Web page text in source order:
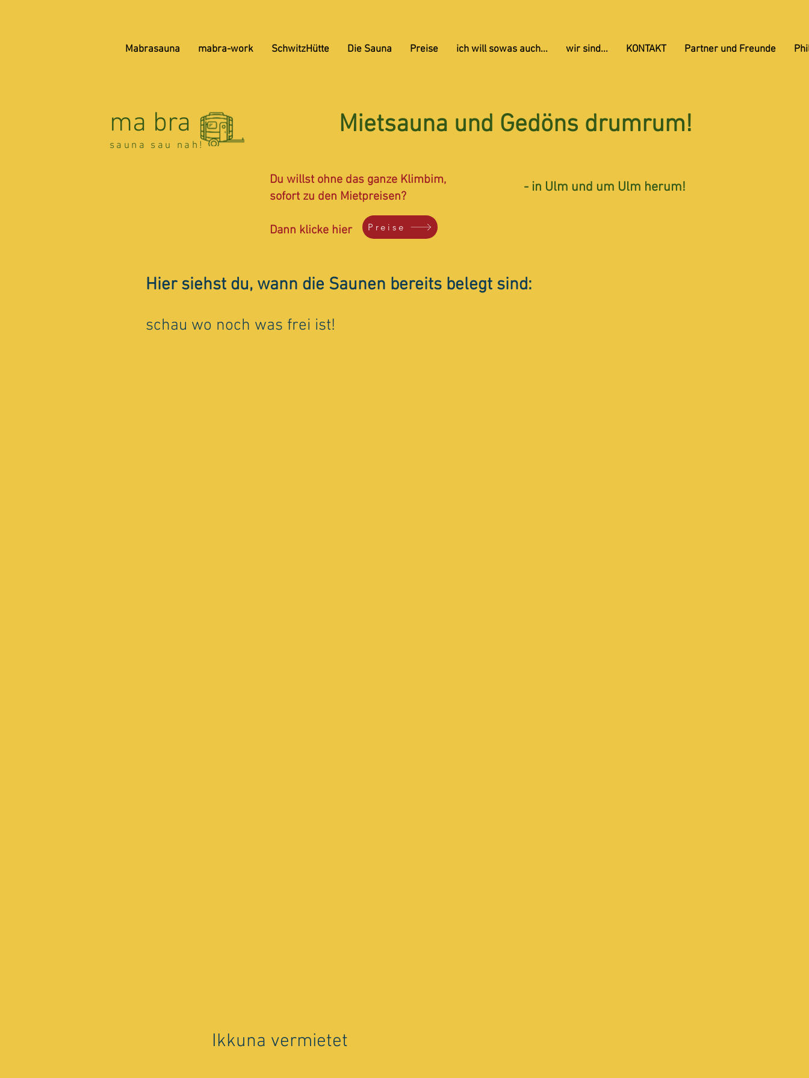
Mabrasauna mabra-work SchwitzHütte Die Sauna Preise ich will sowas auch... wir sind... KONTAKT Partner und Freunde
ma bra
sauna sau nah!
Mietsauna und Gedöns drumrum!
Du willst ohne das ganze Klimbim,
sofort zu den Mietpreisen?
Dann klicke hier Preise
- in Ulm und um Ulm herum!
Hier siehst du, wann die Saunen bereits belegt sind:
schau wo noch was frei ist!
Ikkuna vermietet